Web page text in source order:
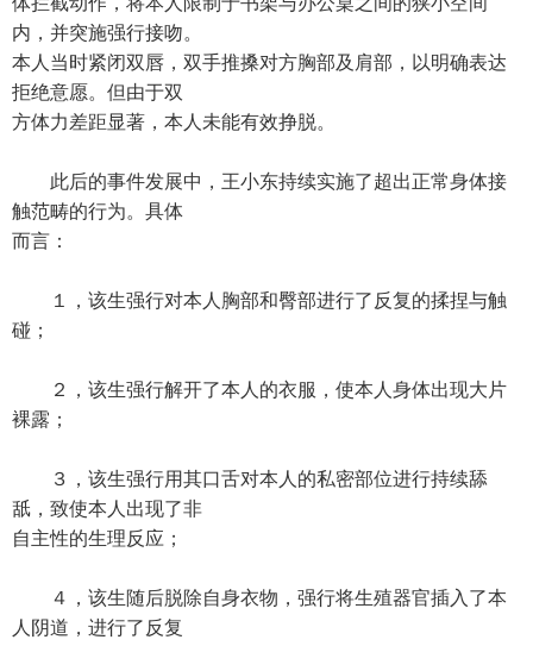
内，并突施强行接吻。
本人当时紧闭双唇，双手推搡对方胸部及肩部，以明确表达
拒绝意愿。但由于双
方体力差距显著，本人未能有效挣脱。
此后的事件发展中，王小东持续实施了超出正常身体接
触范畴的行为。具体
而言：
１，该生强行对本人胸部和臀部进行了反复的揉捏与触
碰；
２，该生强行解开了本人的衣服，使本人身体出现大片
裸露；
３，该生强行用其口舌对本人的私密部位进行持续舔
舐，致使本人出现了非
自主性的生理反应；
４，该生随后脱除自身衣物，强行将生殖器官插入了本
人阴道，进行了反复